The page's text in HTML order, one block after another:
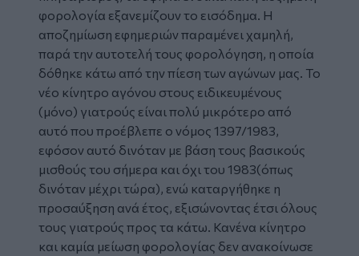
φορολογία εξανεμίζουν το εισόδημα. Η
αποζημίωση εφημεριών παραμένει χαμηλή,
παρά την αυτοτελή τους φορολόγηση, η οποία
δόθηκε κάτω από την πίεση των αγώνων μας. Το
νέο κίνητρο αγόνου στους ειδικευμένους
(μόνο) γιατρούς είναι πολύ μικρότερο από
αυτό που προέβλεπε ο νόμος 1397/1983,
εφόσον αυτό δινόταν με βάση τους βασικούς
μισθούς του σήμερα και όχι του 1983(όπως
δινόταν μέχρι τώρα), ενώ καταργήθηκε η
προσαύξηση ανά έτος, εξισώνοντας έτσι όλους
τους γιατρούς προς τα κάτω. Κανένα κίνητρο
και καμία μείωση φορολογίας δεν ανακοίνωσε